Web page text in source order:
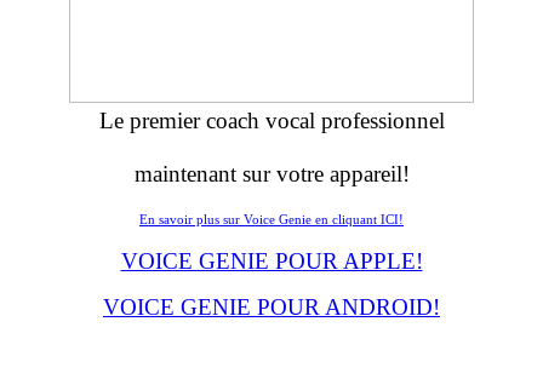
Le premier coach vocal professionnel
maintenant sur votre appareil!
En savoir plus sur Voice Genie en cliquant ICI!
VOICE GENIE POUR APPLE!
VOICE GENIE POUR ANDROID!